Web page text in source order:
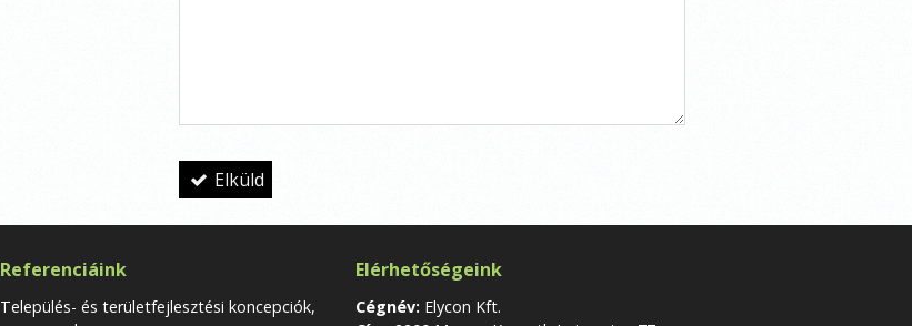
Elküld
Referenciáink
Település- és területfejlesztési koncepciók,
Elérhetőségeink
Cégnév: Elycon Kft.